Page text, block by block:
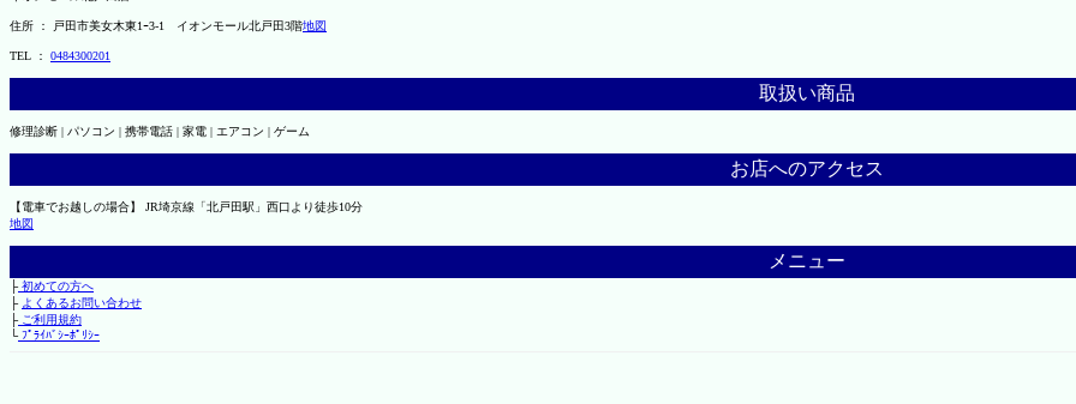
住所 ： 戸田市美女木東1ｰ3‐1 イオンモール北戸田3階地図
TEL ： 0484300201
取扱い商品
修理診断 | パソコン | 携帯電話 | 家電 | エアコン | ゲーム
お店へのアクセス
【電車でお越しの場合】 JR埼京線「北戸田駅」西口より徒歩10分
地図
メニュー
├初めての方へ
├ よくあるお問い合わせ
├ご利用規約
└ﾌﾟﾗｲﾊﾞｼｰﾎﾟﾘｼｰ